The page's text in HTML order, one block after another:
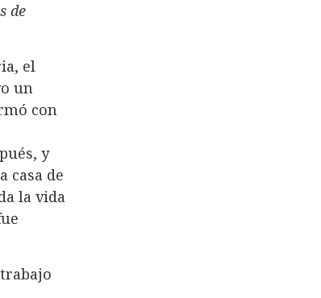
de
el
un
con
y
casa de
la vida